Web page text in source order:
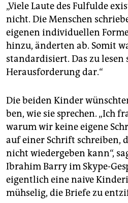
„Viele Laute des Fulfulde
nicht. Die Menschen
eigenen individuellen
hinzu, änderten ab. Somit
standardisiert. Das zu lesen
Herausforderung dar.“
Die beiden Kinder
ben, wie sie sprechen. „Ich
warum wir keine eigene
auf einer Schrift schreiben,
nicht wiedergeben kann“,
Ibrahim Barry im Skype-
eigentlich eine naive
mühselig, die Briefe zu